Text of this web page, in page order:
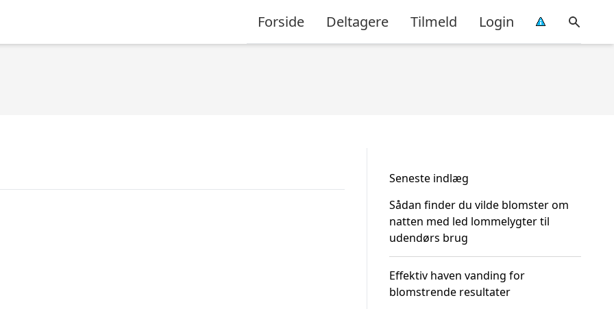
Forside Deltagere Tilmeld Login
Seneste indlæg
Sådan finder du vilde blomster om
natten med led lommelygter til
udendørs brug
Effektiv haven vanding for
blomstrende resultater